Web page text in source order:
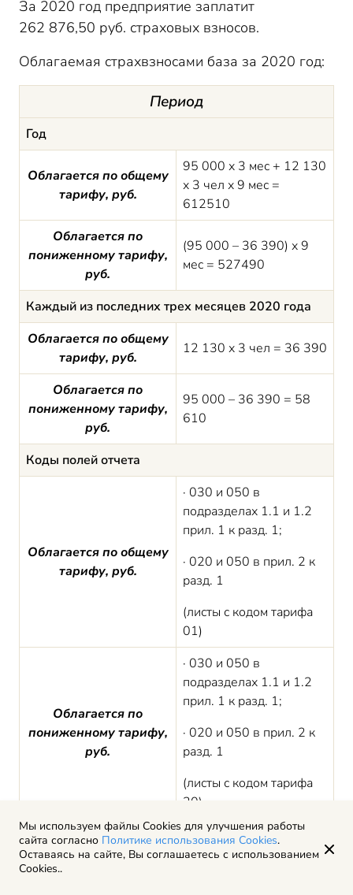
За 2020 год предприятие заплатит
262 876,50 руб. страховых взносов.
Облагаемая страхвзносами база за 2020 год:
Период
Год
Облагается по общему
тарифу, руб.
95 000 х 3 мес + 12 130
х 3 чел х 9 мес =
612510
Облагается по
пониженному тарифу,
руб.
(95 000 – 36 390) х 9
мес = 527490
Каждый из последних трех месяцев 2020 года
Облагается по общему
тарифу, руб.
12 130 х 3 чел = 36 390
Облагается по
пониженному тарифу,
руб.
95 000 – 36 390 = 58
610
Коды полей отчета
Облагается по общему
тарифу, руб.
· 030 и 050 в
подразделах 1.1 и 1.2
прил. 1 к разд. 1;
· 020 и 050 в прил. 2 к
разд. 1
(листы с кодом тарифа
01)
Облагается по
пониженному тарифу,
руб.
· 030 и 050 в
подразделах 1.1 и 1.2
прил. 1 к разд. 1;
· 020 и 050 в прил. 2 к
разд. 1
(листы с кодом тарифа
20)
Оформленный образец заполнения новой
формы РСВ ООО «Инженер-Проект» за 2020
Мы используем файлы Cookies для улучшения работы
сайта согласно Политике использования Cookies.
Оставаясь на сайте, Вы соглашаетесь с использованием
Cookies..